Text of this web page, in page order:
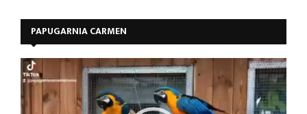
PAPUGARNIA CARMEN
O
d
t
w